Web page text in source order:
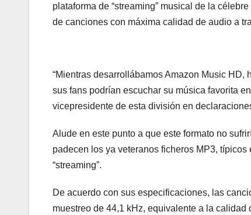
plataforma de “streaming” musical de la
de canciones con máxima calidad de audio a
“Mientras desarrollábamos Amazon Music
sus fans podrían escuchar su música favorita
vicepresidente de esta división en
Alude en este punto a que este formato no
padecen los ya veteranos ficheros MP3,
“streaming”.
De acuerdo con sus especificaciones, las
muestreo de 44,1 kHz, equivalente a la